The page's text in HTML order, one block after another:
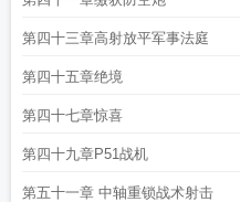
第四十三章高射放平军事法庭
第四十五章绝境
第四十七章惊喜
第四十九章P51战机
第五十一章 中轴重锁战术射击